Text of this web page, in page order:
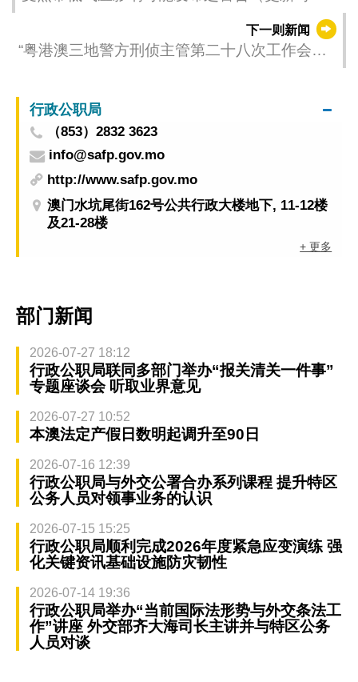
下一则新闻
“粤港澳三地警方刑侦主管第二十八次工作会晤”
行政公职局
（853）2832 3623
info@safp.gov.mo
http://www.safp.gov.mo
澳门水坑尾街162号公共行政大楼地下, 11-12楼
及21-28楼
+ 更多
部门新闻
2026-07-27 18:12
行政公职局联同多部门举办“报关清关一件事”
专题座谈会 听取业界意见
2026-07-27 10:52
本澳法定产假日数明起调升至90日
2026-07-16 12:39
行政公职局与外交公署合办系列课程 提升特区
公务人员对领事业务的认识
2026-07-15 15:25
行政公职局顺利完成2026年度紧急应变演练 强
化关键资讯基础设施防灾韧性
2026-07-14 19:36
行政公职局举办“当前国际法形势与外交条法工
作”讲座 外交部齐大海司长主讲并与特区公务
人员对谈